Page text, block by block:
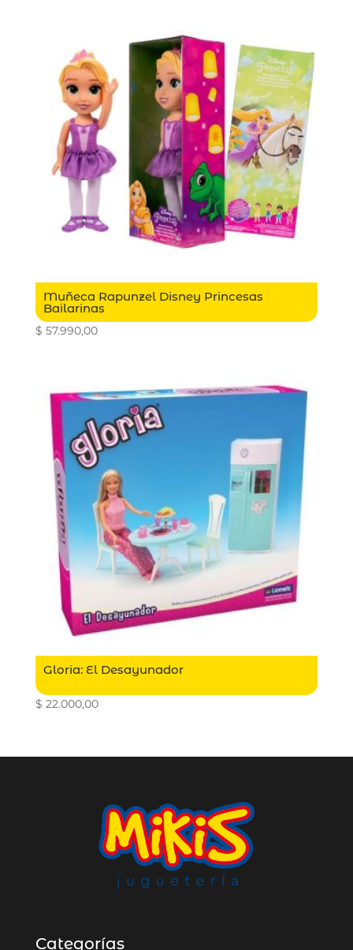
Muñeca Rapunzel Disney Princesas
Bailarinas
$ 57.990,00
Gloria: El Desayunador
$ 22.000,00
Categorías